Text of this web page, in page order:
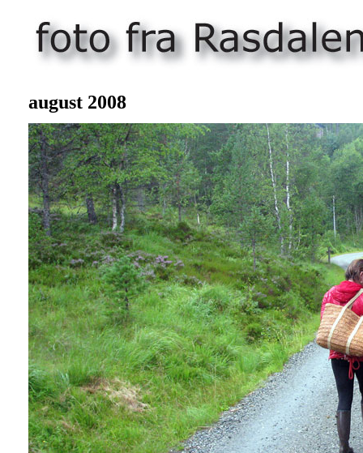
august 2008